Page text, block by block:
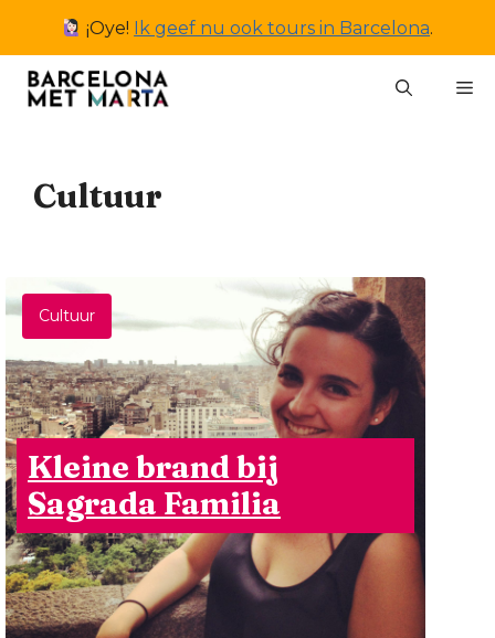
inhoud
¡Oye! Ik geef nu ook tours in Barcelona.
Cultuur
Cultuur
Kleine brand bij
Sagrada Familia